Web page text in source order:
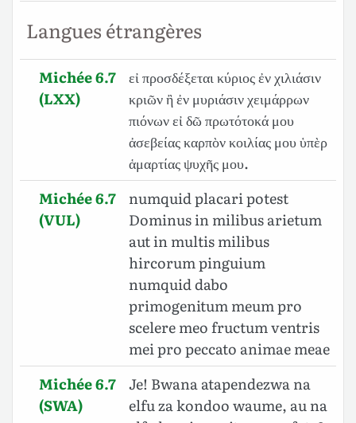
Langues étrangères
Michée 6.7
(LXX)
εἰ προσδέξεται κύριος ἐν χιλιάσιν
κριῶν ἢ ἐν μυριάσιν χειμάρρων
πιόνων εἰ δῶ πρωτότοκά μου
ἀσεβείας καρπὸν κοιλίας μου ὑπὲρ
ἁμαρτίας ψυχῆς μου.
Michée 6.7
(VUL)
numquid placari potest
Dominus in milibus arietum
aut in multis milibus
hircorum pinguium
numquid dabo
primogenitum meum pro
scelere meo fructum ventris
mei pro peccato animae meae
Michée 6.7
(SWA)
Je! Bwana atapendezwa na
elfu za kondoo waume, au na